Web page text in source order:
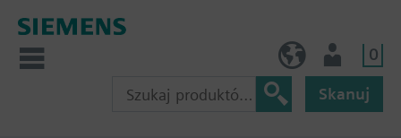
0
Skanuj